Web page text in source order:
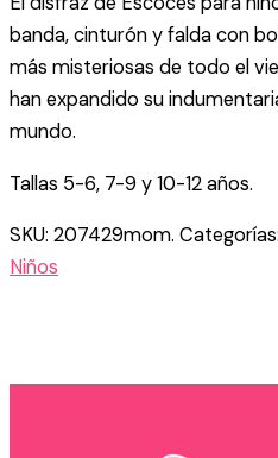
banda, cinturón y falda con
más misteriosas de todo el
han expandido su
mundo.
Tallas 5-6, 7-9 y 10-12 años.
SKU: 207429mom. Categorías:
Niños